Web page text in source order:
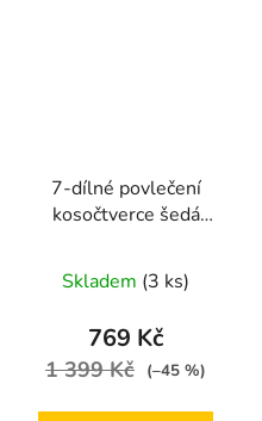
7-dílné povlečení
kosočtverce šedá
postele
Skladem (3 ks)
769 Kč
1 399 Kč (–45 %)